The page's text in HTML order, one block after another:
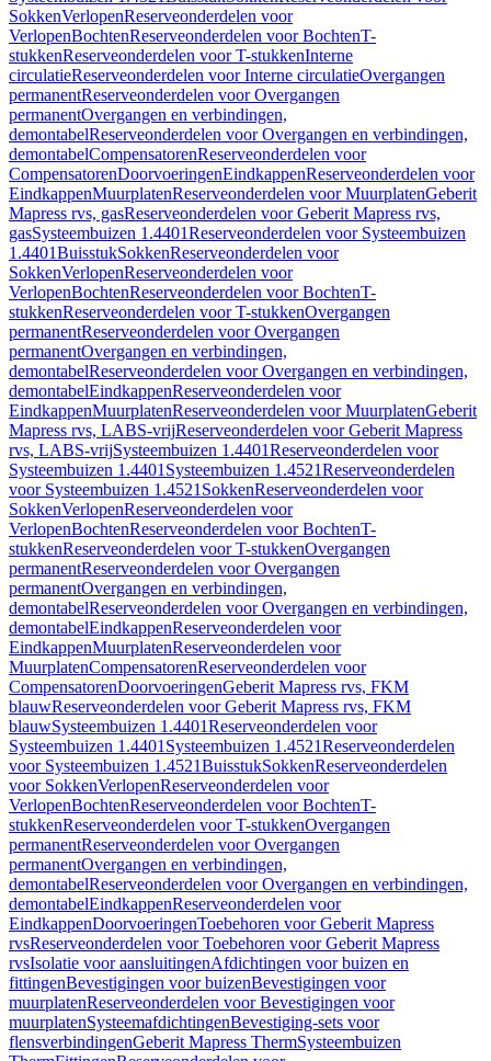
SokkenVerlopenReserveonderdelen voor
VerlopenBochtenReserveonderdelen voor BochtenT-
stukkenReserveonderdelen voor T-stukkenInterne
circulatieReserveonderdelen voor Interne circulatieOvergangen
permanentReserveonderdelen voor Overgangen
permanentOvergangen en verbindingen,
demontabelReserveonderdelen voor Overgangen en verbindingen,
demontabelCompensatorenReserveonderdelen voor
CompensatorenDoorvoeringenEindkappenReserveonderdelen voor
EindkappenMuurplatenReserveonderdelen voor MuurplatenGeberit
Mapress rvs, gasReserveonderdelen voor Geberit Mapress rvs,
gasSysteembuizen 1.4401Reserveonderdelen voor Systeembuizen
1.4401BuisstukSokkenReserveonderdelen voor
SokkenVerlopenReserveonderdelen voor
VerlopenBochtenReserveonderdelen voor BochtenT-
stukkenReserveonderdelen voor T-stukkenOvergangen
permanentReserveonderdelen voor Overgangen
permanentOvergangen en verbindingen,
demontabelReserveonderdelen voor Overgangen en verbindingen,
demontabelEindkappenReserveonderdelen voor
EindkappenMuurplatenReserveonderdelen voor MuurplatenGeberit
Mapress rvs, LABS-vrijReserveonderdelen voor Geberit Mapress
rvs, LABS-vrijSysteembuizen 1.4401Reserveonderdelen voor
Systeembuizen 1.4401 Systeembuizen 1.4521Reserveonderdelen
voor Systeembuizen 1.4521 SokkenReserveonderdelen voor
SokkenVerlopenReserveonderdelen voor
VerlopenBochtenReserveonderdelen voor BochtenT-
stukkenReserveonderdelen voor T-stukkenOvergangen
permanentReserveonderdelen voor Overgangen
permanentOvergangen en verbindingen,
demontabelReserveonderdelen voor Overgangen en verbindingen,
demontabelEindkappenReserveonderdelen voor
EindkappenMuurplatenReserveonderdelen voor
MuurplatenCompensatorenReserveonderdelen voor
CompensatorenDoorvoeringenGeberit Mapress rvs, FKM
blauwReserveonderdelen voor Geberit Mapress rvs, FKM
blauwSysteembuizen 1.4401Reserveonderdelen voor
Systeembuizen 1.4401 Systeembuizen 1.4521Reserveonderdelen
voor Systeembuizen 1.4521BuisstukSokkenReserveonderdelen
voor SokkenVerlopenReserveonderdelen voor
VerlopenBochtenReserveonderdelen voor BochtenT-
stukkenReserveonderdelen voor T-stukkenOvergangen
permanentReserveonderdelen voor Overgangen
permanentOvergangen en verbindingen,
demontabelReserveonderdelen voor Overgangen en verbindingen,
demontabelEindkappenReserveonderdelen voor
EindkappenDoorvoeringenToebehoren voor Geberit Mapress
rvsReserveonderdelen voor Toebehoren voor Geberit Mapress
rvsIsolatie voor aansluitingenAfdichtingen voor buizen en
fittingenBevestigingen voor buizenBevestigingen voor
muurplatenReserveonderdelen voor Bevestigingen voor
muurplatenSysteemafdichtingenBevestiging-sets voor
flensverbindingenGeberit Mapress ThermSysteembuizen